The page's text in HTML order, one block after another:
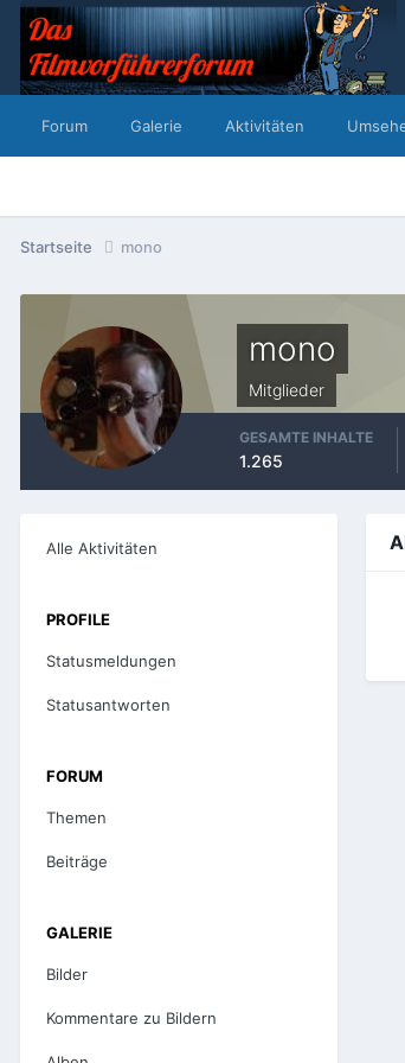
Forum Galerie Aktivitäten
Startseite mono
mono
Mitglieder
GESAMTE INHALTE
1.265
Alle Aktivitäten
PROFILE
Statusmeldungen
Statusantworten
FORUM
Themen
Beiträge
GALERIE
Bilder
Kommentare zu Bildern